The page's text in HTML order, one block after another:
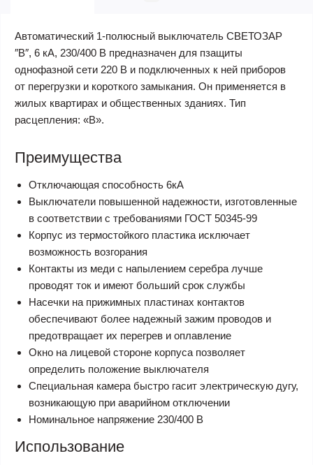
Автоматический 1-полюсный выключатель СВЕТОЗАР
″B″, 6 кА, 230/400 В предназначен для пзащиты
однофазной сети 220 В и подключенных к ней приборов
от перегрузки и короткого замыкания. Он применяется в
жилых квартирах и общественных зданиях. Тип
расцепления: «В».
Преимущества
Отключающая способность 6кА
Выключатели повышенной надежности, изготовленные
в соответствии с требованиями ГОСТ 50345-99
Корпус из термостойкого пластика исключает
возможность возгорания
Контакты из меди с напылением серебра лучше
проводят ток и имеют больший срок службы
Насечки на прижимных пластинах контактов
обеспечивают более надежный зажим проводов и
предотвращает их перегрев и оплавление
Окно на лицевой стороне корпуса позволяет
определить положение выключателя
Специальная камера быстро гасит электрическую дугу,
возникающую при аварийном отключении
Номинальное напряжение 230/400 В
Использование